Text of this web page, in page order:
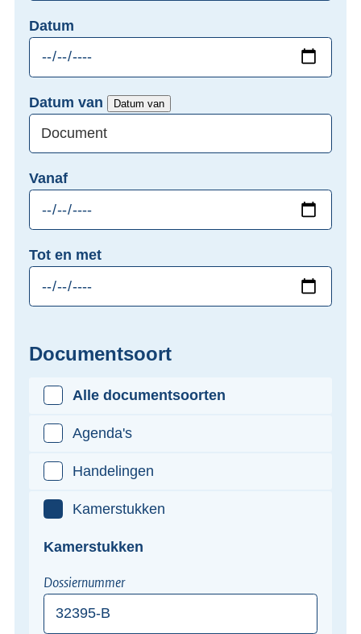
Datum
Datum van Datum van
Vanaf
Tot en met
Documentsoort
Alle documentsoorten
Agenda's
Handelingen
Kamerstukken
Kamerstukken
Dossiernummer